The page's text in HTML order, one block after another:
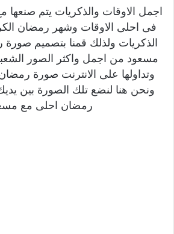
اجمل الاوقات والذكريات يتم صنعها
فى احلى الاوقات وشهر رمضان
الذكريات ولذلك قمنا بتصميم
مسعود من اجمل واكثر الصور
وتداولها على الانترنت صورة
ونحن هنا لنضع تلك الصورة بين
رمضان احلى مع